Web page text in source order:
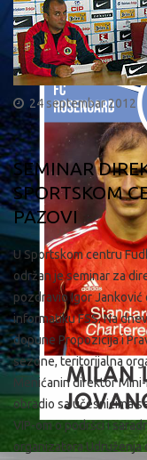
24 septembar 2012
SEMINAR
SPORTSKOM
PAZOVI
U Sportskom centru
održan je seminar za
pozdravio Igor
informatiku FSS. Na
dopune Propozicija i
sezone, teritorijalna
Menićanin direktor
obradio sa učesnicima
VIP-om o podršci i
organizatora